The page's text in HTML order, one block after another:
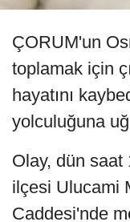
ÇORUM'un
toplamak için
hayatını
yolculuğuna
Olay, dün saat
ilçesi Ulucami
Caddesi'nde